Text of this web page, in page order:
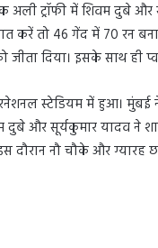
ट्रॉफी में शिवम दुबे
करें तो 46 गेंद में 70 रन
दिया। इसके साथ ही
स्टेडियम में हुआ। मुंबई
दुबे और सूर्यकुमार यादव ने
दौरान नौ चौके और